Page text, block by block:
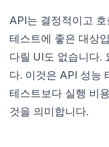
API는 결정적이고
테스트에 좋은 대상
다릴 UI도 없습니다.
다. 이것은 API 성능
테스트보다 실행 비
것을 의미합니다.